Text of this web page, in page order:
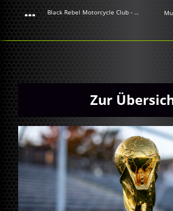
Black Rebel Motorcycle Club - Weight of the World
Zur